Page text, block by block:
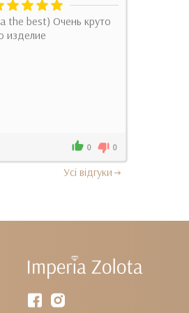
the best) Очень круто
изделие
0 0
Усi вiдгуки